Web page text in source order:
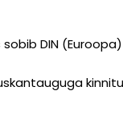
sobib DIN